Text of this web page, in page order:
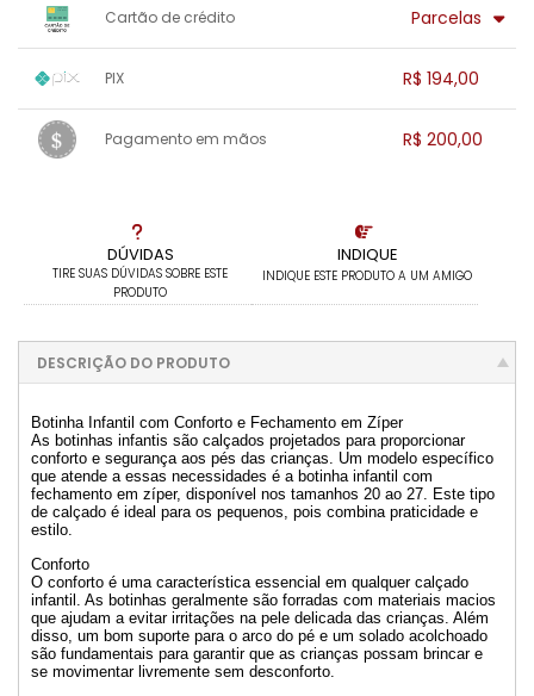
DÚVIDAS
TIRE SUAS DÚVIDAS SOBRE ESTE
PRODUTO
INDIQUE
INDIQUE ESTE PRODUTO A UM AMIGO
.
Cartão de crédito Parcelas
.
PIX R$ 194,00
.
Pagamento em mãos R$ 200,00
.
DESCRIÇÃO DO PRODUTO
Botinha Infantil com Conforto e Fechamento em Zíper
As botinhas infantis são calçados projetados para proporcionar
conforto e segurança aos pés das crianças. Um modelo específico
que atende a essas necessidades é a botinha infantil com
fechamento em zíper, disponível nos tamanhos 20 ao 27. Este tipo
de calçado é ideal para os pequenos, pois combina praticidade e
estilo.
Conforto
O conforto é uma característica essencial em qualquer calçado
infantil. As botinhas geralmente são forradas com materiais macios
que ajudam a evitar irritações na pele delicada das crianças. Além
disso, um bom suporte para o arco do pé e um solado acolchoado
são fundamentais para garantir que as crianças possam brincar e
se movimentar livremente sem desconforto.